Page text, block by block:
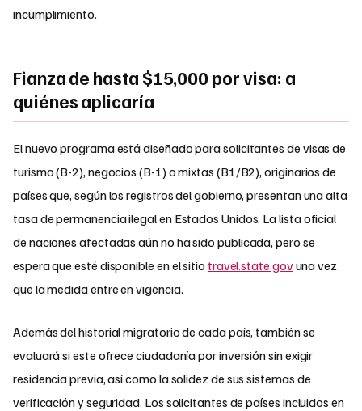
incumplimiento.
Fianza de hasta $15,000 por visa: a
quiénes aplicaría
El nuevo programa está diseñado para solicitantes de visas de
turismo (B-2), negocios (B-1) o mixtas (B1/B2), originarios de
países que, según los registros del gobierno, presentan una alta
tasa de permanencia ilegal en Estados Unidos. La lista oficial
de naciones afectadas aún no ha sido publicada, pero se
espera que esté disponible en el sitio travel.state.govuna vez
que la medida entre en vigencia.
Además del historial migratorio de cada país, también se
evaluará si este ofrece ciudadanía por inversión sin exigir
residencia previa, así como la solidez de sus sistemas de
verificación y seguridad. Los solicitantes de países incluidos en